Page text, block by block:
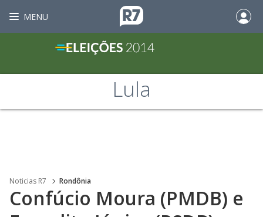
MENU
Lula
Noticias R7 Rondônia
Confúcio Moura (PMDB) e